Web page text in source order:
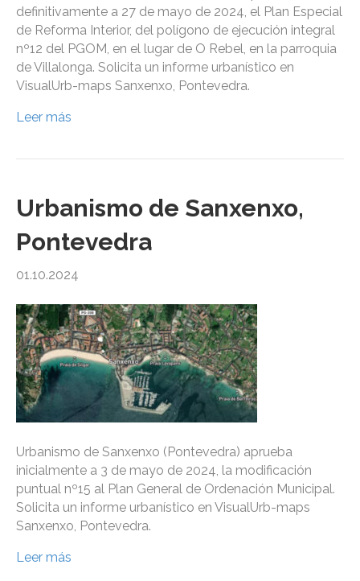
definitivamente a 27 de mayo de 2024, el Plan Especial
de Reforma Interior, del polígono de ejecución integral
nº12 del PGOM, en el lugar de O Rebel, en la parroquia
de Villalonga. Solicita un informe urbanístico en
VisualUrb-maps Sanxenxo, Pontevedra.
Leer más
Urbanismo de Sanxenxo,
Pontevedra
01.10.2024
Urbanismo de Sanxenxo (Pontevedra) aprueba
inicialmente a 3 de mayo de 2024, la modificación
puntual nº15 al Plan General de Ordenación Municipal.
Solicita un informe urbanístico en VisualUrb-maps
Sanxenxo, Pontevedra.
Leer más